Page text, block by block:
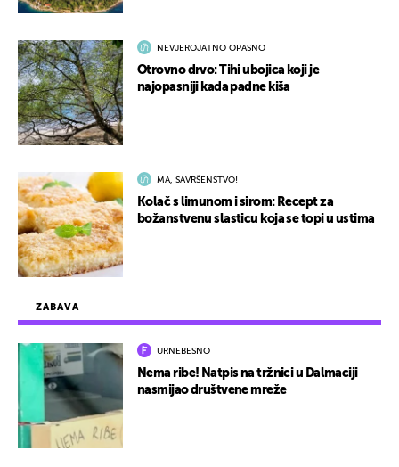
ZABAVA
URNEBESNO
Nema ribe! Natpis na tržnici u Dalmaciji
nasmijao društvene mreže
NEVJEROJATNO OPASNO
Otrovno drvo: Tihi ubojica koji je
najopasniji kada padne kiša
MA, SAVRŠENSTVO!
Kolač s limunom i sirom: Recept za
božanstvenu slasticu koja se topi u ustima